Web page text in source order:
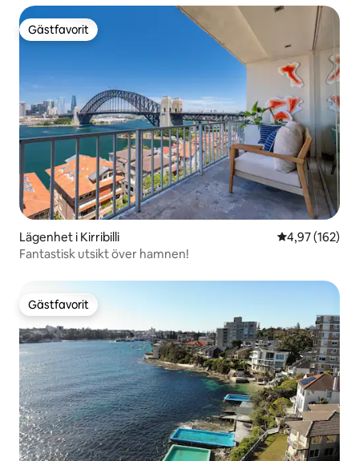
Gästfavorit
Gästfavorit
Lägenhet i Kirribilli 4,97 av 5 i
4,97 (162)
Fantastisk utsikt över hamnen!
Gästfavorit
Gästfavorit